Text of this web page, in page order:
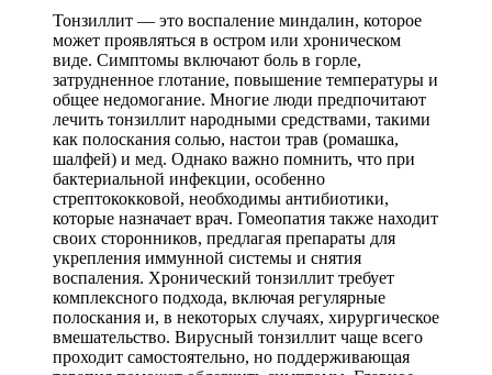
Тонзиллит — это воспаление миндалин, которое
может проявляться в остром или хроническом
виде. Симптомы включают боль в горле,
затрудненное глотание, повышение температуры и
общее недомогание. Многие люди предпочитают
лечить тонзиллит народными средствами, такими
как полоскания солью, настои трав (ромашка,
шалфей) и мед. Однако важно помнить, что при
бактериальной инфекции, особенно
стрептококковой, необходимы антибиотики,
которые назначает врач. Гомеопатия также находит
своих сторонников, предлагая препараты для
укрепления иммунной системы и снятия
воспаления. Хронический тонзиллит требует
комплексного подхода, включая регулярные
полоскания и, в некоторых случаях, хирургическое
вмешательство. Вирусный тонзиллит чаще всего
проходит самостоятельно, но поддерживающая